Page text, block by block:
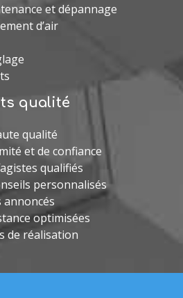
et dépannage
d’air
qualité
qualité
et de confiance
qualifiés
personnalisés
annoncés
optimisées
de réalisation